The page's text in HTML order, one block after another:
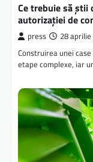
Ce trebuie să știi
autorizației de
press 28
Construirea unei
etape complexe, iar